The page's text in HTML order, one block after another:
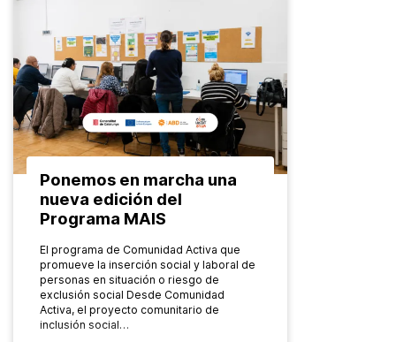
Ponemos en marcha una
nueva edición del
Programa MAIS
El programa de Comunidad Activa que
promueve la inserción social y laboral de
personas en situación o riesgo de
exclusión social Desde Comunidad
Activa, el proyecto comunitario de
inclusión social…